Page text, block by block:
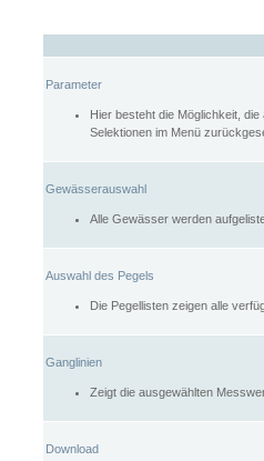
Parameter
Hier besteht die Möglichkeit,
Selektionen im Menü
Gewässerauswahl
Alle Gewässer werden
Auswahl des Pegels
Die Pegellisten zeigen alle
Ganglinien
Zeigt die ausgewählten
Download